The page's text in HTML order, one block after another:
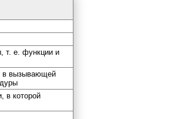
т. е. функции и
в вызывающей
в которой